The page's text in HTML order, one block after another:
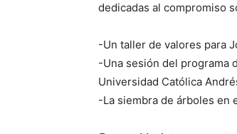
dedicadas al compromiso
-Un taller de valores para
-Una sesión del programa
Universidad Católica
-La siembra de árboles en